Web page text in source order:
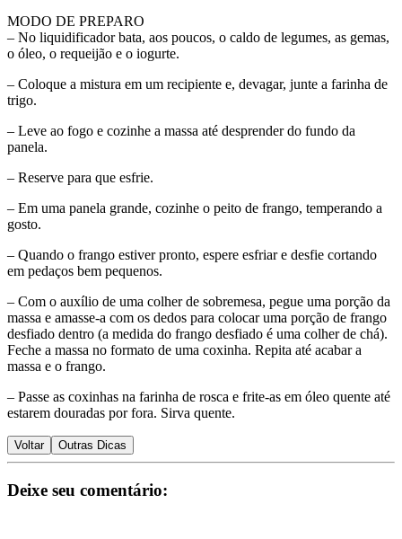
MODO DE PREPARO
– No liquidificador bata, aos poucos, o caldo de legumes, as gemas,
o óleo, o requeijão e o iogurte.
– Coloque a mistura em um recipiente e, devagar, junte a farinha de
trigo.
– Leve ao fogo e cozinhe a massa até desprender do fundo da
panela.
– Reserve para que esfrie.
– Em uma panela grande, cozinhe o peito de frango, temperando a
gosto.
– Quando o frango estiver pronto, espere esfriar e desfie cortando
em pedaços bem pequenos.
– Com o auxílio de uma colher de sobremesa, pegue uma porção da
massa e amasse-a com os dedos para colocar uma porção de frango
desfiado dentro (a medida do frango desfiado é uma colher de chá).
Feche a massa no formato de uma coxinha. Repita até acabar a
massa e o frango.
– Passe as coxinhas na farinha de rosca e frite-as em óleo quente até
estarem douradas por fora. Sirva quente.
Voltar Outras Dicas
Deixe seu comentário: